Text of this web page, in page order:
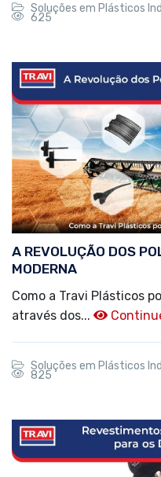
Soluções em Plásticos
625
A REVOLUÇÃO DOS
MODERNA
Como a Travi Plásticos
através dos...
Soluções em Plásticos
825